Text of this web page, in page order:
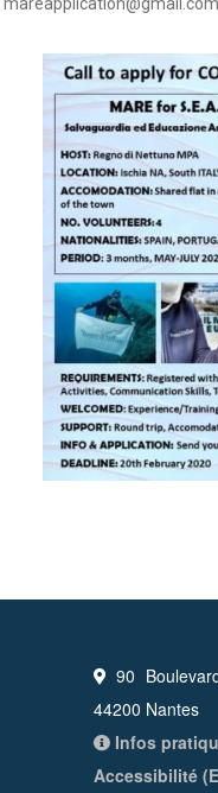
90
44200 Nantes
Infos
Accessibilité